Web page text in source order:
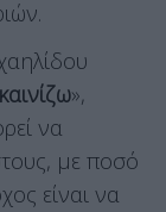
»,
να
με ποσό
είναι να